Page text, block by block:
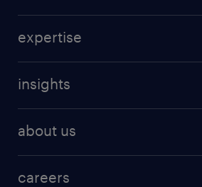
expertise
insights
about us
careers